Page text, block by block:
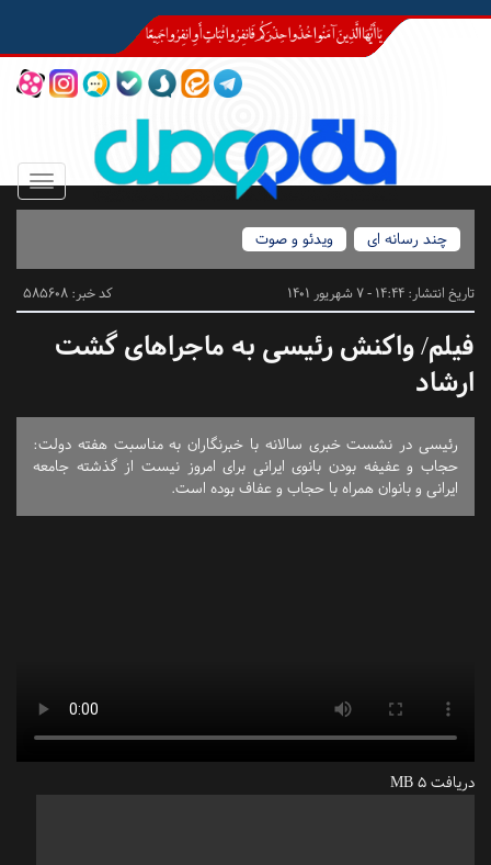
Toggle
چند رسانه ای
ویدئو و صوت
تاریخ انتشار: 14:44 - 7 شهریور 1401 کد خبر: 585608
فیلم/ واکنش رئیسی به ماجراهای گشت
ارشاد
رئیسی در نشست خبری سالانه با خبرنگاران به مناسبت هفته دولت:
حجاب و عفیفه بودن بانوی ایرانی برای امروز نیست از گذشته جامعه
ایرانی و بانوان همراه با حجاب و عفاف بوده است.
دریافت 5 MB